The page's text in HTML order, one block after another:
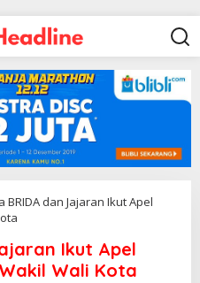
BRIDA dan Jajaran Ikut Apel
Ikut Apel
Wali Kota